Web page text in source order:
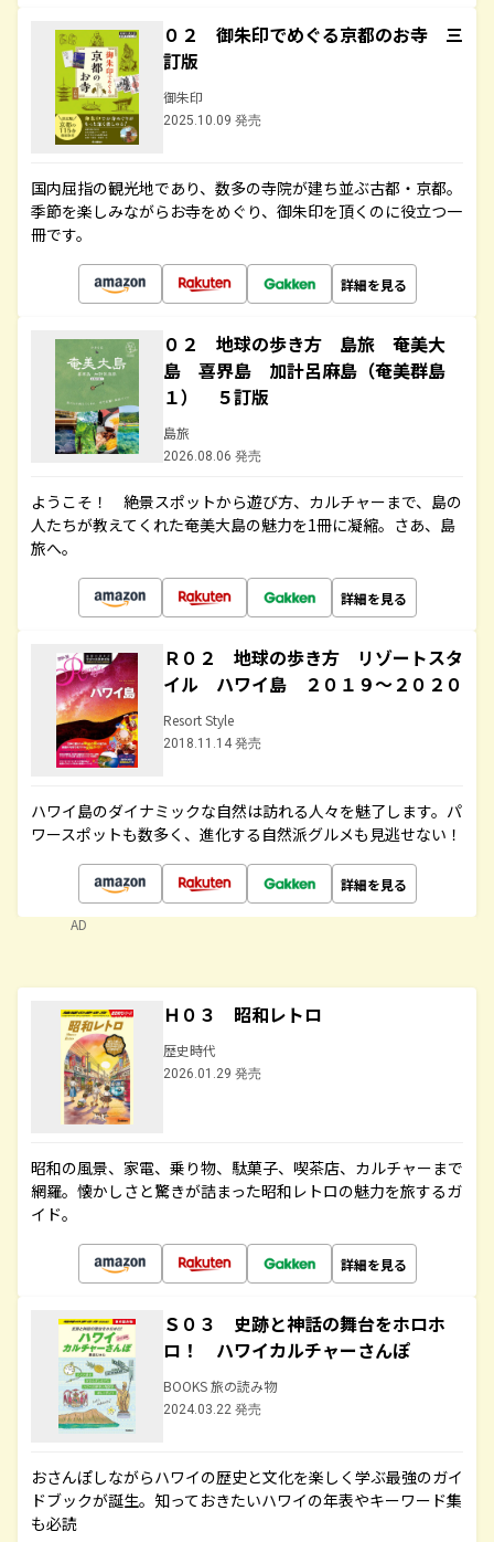
０２ 御朱印でめぐる京都のお寺 三
訂版
御朱印
2025.10.09 発売
国内屈指の観光地であり、数多の寺院が建ち並ぶ古都・京都。
季節を楽しみながらお寺をめぐり、御朱印を頂くのに役立つ一
冊です。
詳細を見る
０２ 地球の歩き方 島旅 奄美大
島 喜界島 加計呂麻島（奄美群島
１） ５訂版
島旅
2026.08.06 発売
ようこそ！ 絶景スポットから遊び方、カルチャーまで、島の
人たちが教えてくれた奄美大島の魅力を1冊に凝縮。さあ、島
旅へ。
詳細を見る
Ｒ０２ 地球の歩き方 リゾートスタ
イル ハワイ島 ２０１９～２０２０
Resort Style
2018.11.14 発売
ハワイ島のダイナミックな自然は訪れる人々を魅了します。パ
ワースポットも数多く、進化する自然派グルメも見逃せない！
詳細を見る
AD
Ｈ０３ 昭和レトロ
歴史時代
2026.01.29 発売
昭和の風景、家電、乗り物、駄菓子、喫茶店、カルチャーまで
網羅。懐かしさと驚きが詰まった昭和レトロの魅力を旅するガ
イド。
詳細を見る
Ｓ０３ 史跡と神話の舞台をホロホ
ロ！ ハワイカルチャーさんぽ
BOOKS 旅の読み物
2024.03.22 発売
おさんぽしながらハワイの歴史と文化を楽しく学ぶ最強のガイ
ドブックが誕生。知っておきたいハワイの年表やキーワード集
も必読